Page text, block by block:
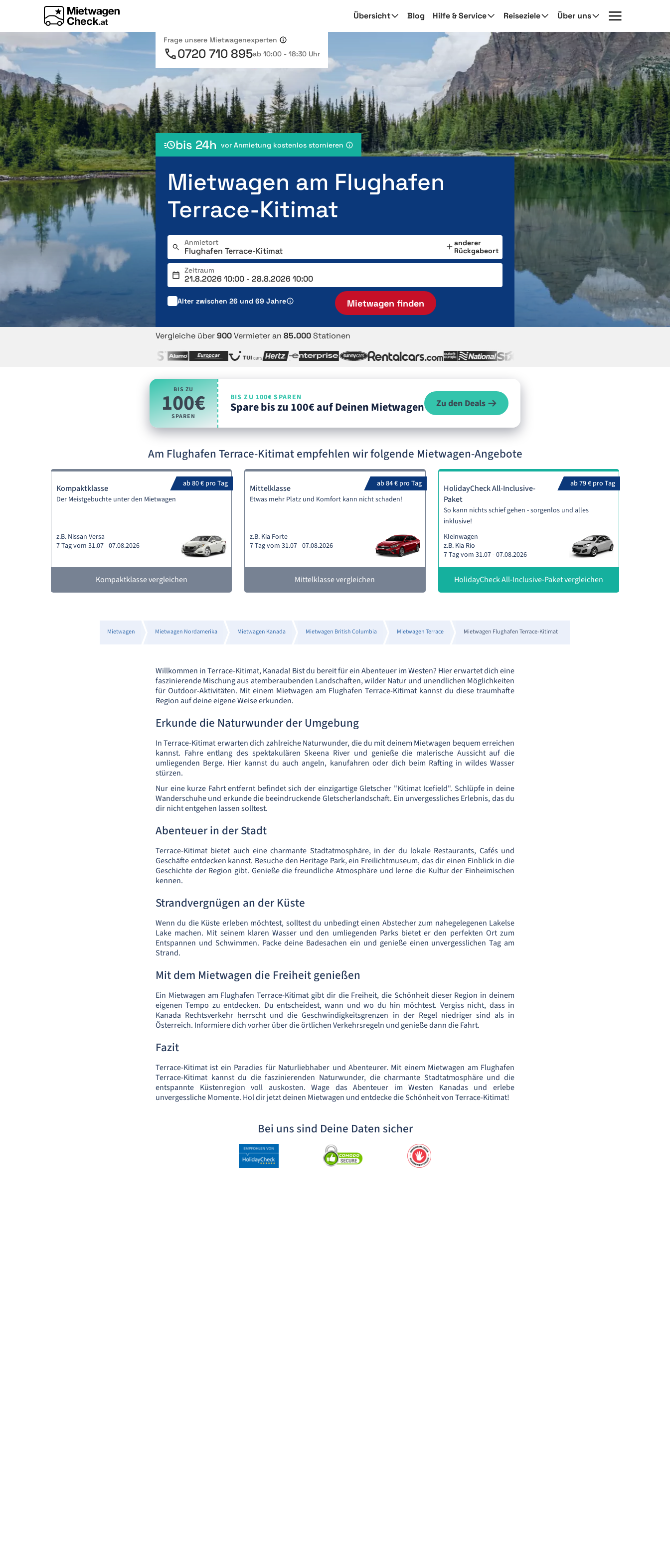
Übersicht Blog Hilfe & Service Reiseziele Über uns
Frage unsere Mietwagenexperten
0720 710 895ab 10:00 - 18:30 Uhr
bis 24h vor Anmietung kostenlos stornieren
Mietwagen am Flughafen
Terrace-Kitimat
Anmietort
anderer
Rückgabeort
Zeitraum
Alter zwischen 26 und 69 Jahre Mietwagen finden
Vergleiche über900Vermieter an 85.000Stationen
BIS ZU
100€
SPAREN
BIS ZU 100€ SPAREN
Spare bis zu 100€ auf Deinen Mietwagen Zu den Deals
Am Flughafen Terrace-Kitimat empfehlen wir folgende Mietwagen-Angebote
ab 80 € pro Tag
Kompaktklasse
Der Meistgebuchte unter den Mietwagen
z.B. Nissan Versa
7 Tag vom 31.07 - 07.08.2026
Kompaktklasse vergleichen
ab 84 € pro Tag
Mittelklasse
Etwas mehr Platz und Komfort kann nicht schaden!
z.B. Kia Forte
7 Tag vom 31.07 - 07.08.2026
Mittelklasse vergleichen
ab 79 € pro Tag
HolidayCheck All-Inclusive-
Paket
So kann nichts schief gehen - sorgenlos und alles
inklusive!
Kleinwagen
z.B. Kia Rio
7 Tag vom 31.07 - 07.08.2026
HolidayCheck All-Inclusive-Paket vergleichen
Mietwagen Mietwagen Nordamerika Mietwagen Kanada Mietwagen British Columbia Mietwagen Terrace Mietwagen Flughafen Terrace-Kitimat
Willkommen in Terrace-Kitimat, Kanada! Bist du bereit für ein Abenteuer im Westen? Hier erwartet dich eine
faszinierende Mischung aus atemberaubenden Landschaften, wilder Natur und unendlichen Möglichkeiten
für Outdoor-Aktivitäten. Mit einem Mietwagen am Flughafen Terrace-Kitimat kannst du diese traumhafte
Region auf deine eigene Weise erkunden.
Erkunde die Naturwunder der Umgebung
In Terrace-Kitimat erwarten dich zahlreiche Naturwunder, die du mit deinem Mietwagen bequem erreichen
kannst. Fahre entlang des spektakulären Skeena River und genieße die malerische Aussicht auf die
umliegenden Berge. Hier kannst du auch angeln, kanufahren oder dich beim Rafting in wildes Wasser
stürzen.
Nur eine kurze Fahrt entfernt befindet sich der einzigartige Gletscher "Kitimat Icefield". Schlüpfe in deine
Wanderschuhe und erkunde die beeindruckende Gletscherlandschaft. Ein unvergessliches Erlebnis, das du
dir nicht entgehen lassen solltest.
Abenteuer in der Stadt
Terrace-Kitimat bietet auch eine charmante Stadtatmosphäre, in der du lokale Restaurants, Cafés und
Geschäfte entdecken kannst. Besuche den Heritage Park, ein Freilichtmuseum, das dir einen Einblick in die
Geschichte der Region gibt. Genieße die freundliche Atmosphäre und lerne die Kultur der Einheimischen
kennen.
Strandvergnügen an der Küste
Wenn du die Küste erleben möchtest, solltest du unbedingt einen Abstecher zum nahegelegenen Lakelse
Lake machen. Mit seinem klaren Wasser und den umliegenden Parks bietet er den perfekten Ort zum
Entspannen und Schwimmen. Packe deine Badesachen ein und genieße einen unvergesslichen Tag am
Strand.
Mit dem Mietwagen die Freiheit genießen
Ein Mietwagen am Flughafen Terrace-Kitimat gibt dir die Freiheit, die Schönheit dieser Region in deinem
eigenen Tempo zu entdecken. Du entscheidest, wann und wo du hin möchtest. Vergiss nicht, dass in
Kanada Rechtsverkehr herrscht und die Geschwindigkeitsgrenzen in der Regel niedriger sind als in
Österreich. Informiere dich vorher über die örtlichen Verkehrsregeln und genieße dann die Fahrt.
Fazit
Terrace-Kitimat ist ein Paradies für Naturliebhaber und Abenteurer. Mit einem Mietwagen am Flughafen
Terrace-Kitimat kannst du die faszinierenden Naturwunder, die charmante Stadtatmosphäre und die
entspannte Küstenregion voll auskosten. Wage das Abenteuer im Westen Kanadas und erlebe
unvergessliche Momente. Hol dir jetzt deinen Mietwagen und entdecke die Schönheit von Terrace-Kitimat!
Bei uns sind Deine Daten sicher